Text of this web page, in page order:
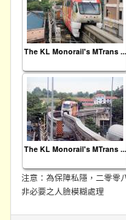
The KL Monorail's MTrans ...
The KL Monorail's MTrans ...
注意：為保障私隱，二零零
非必要之人臉模糊處理